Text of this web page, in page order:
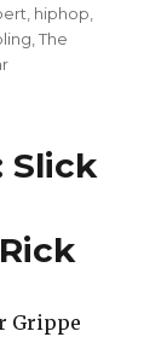
hiphop
,The
zu
10
Slick
Grippe